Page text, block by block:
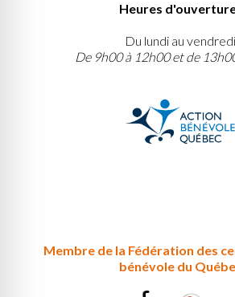
Heures
Du lundi au vendredi
De 9h00 à 12h00 et de
Membre de la Fédération des
bénévole du